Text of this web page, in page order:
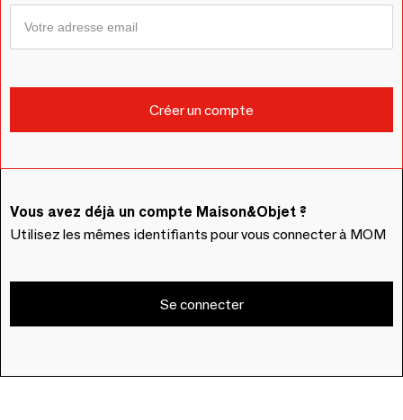
Vous avez déjà un compte Maison&Objet ?
Utilisez les mêmes identifiants pour vous connecter à MOM
Se connecter